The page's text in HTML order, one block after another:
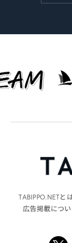
TABIPPO.NETと
広告掲載につ